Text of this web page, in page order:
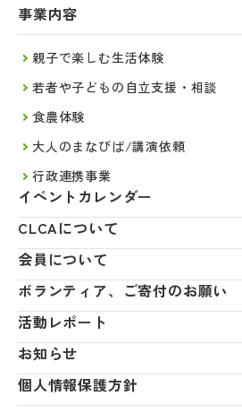
事業内容
親子で楽しむ生活体験
若者や子どもの自立支援・相談
食農体験
大人のまなびば/講演依頼
行政連携事業
イベントカレンダー
CLCAについて
会員について
ボランティア、ご寄付のお願い
活動レポート
お知らせ
個人情報保護方針